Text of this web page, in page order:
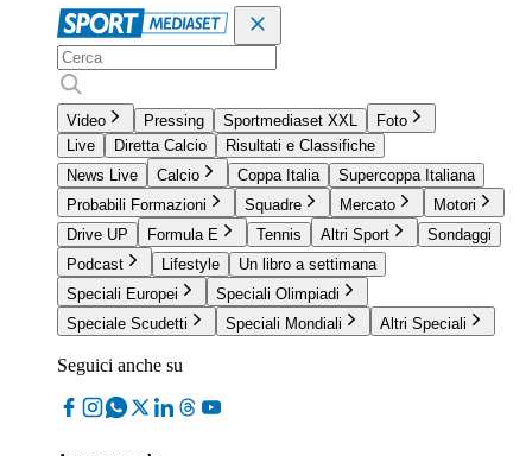
Video Pressing Sportmediaset XXL
Foto
Live
Diretta Calcio
Risultati e Classifiche
News Live
Calcio Coppa Italia
Supercoppa Italiana
Probabili Formazioni
Squadre Mercato
Motori
Drive UP
Formula E Tennis Altri Sport
Sondaggi
Podcast
Lifestyle
Un libro a settimana
Speciali Europei
Speciali Olimpiadi
Speciale Scudetti
Speciali Mondiali Altri Speciali
Seguici anche su